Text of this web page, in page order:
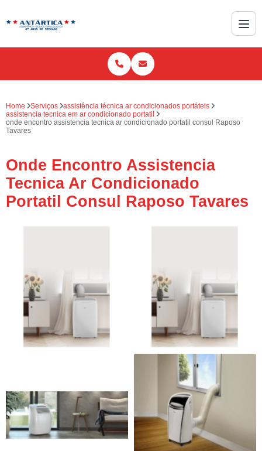
Home Serviços
assistência técnica ar condicionados portáteis
assistencia tecnica em ar condicionado portatil
onde encontro assistencia tecnica ar condicionado portatil consul Raposo
Tavares
Onde Encontro Assistencia
Tecnica Ar Condicionado
Portatil Consul Raposo Tavares